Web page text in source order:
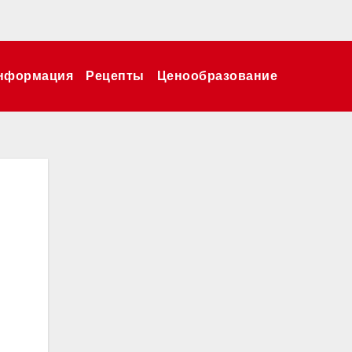
Рецепты Ценообразование